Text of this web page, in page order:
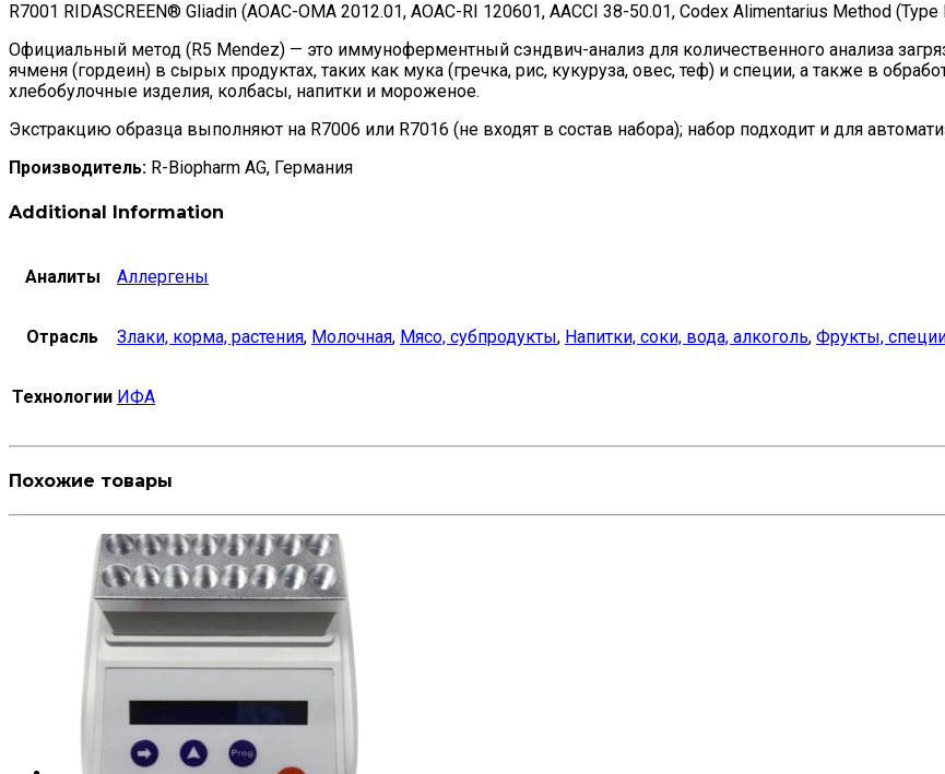
R7001 RIDASCREEN® Gliadin (AOAC-OMA 2012.01, AOAC-RI 120601, AACCI 38-50.01, Codex Alimentarius Method (Type
Официальный метод (R5 Mendez) — это иммуноферментный сэндвич-анализ для количественного анализа
ячменя (гордеин) в сырых продуктах, таких как мука (гречка, рис, кукуруза, овес, теф) и специи, а также в
хлебобулочные изделия, колбасы, напитки и мороженое.
Экстракцию образца выполняют на R7006 или R7016 (не входят в состав набора); набор подходит и для
Производитель: R-Biopharm AG, Германия
Additional Information
Аналиты Аллергены
Отрасль Злаки, корма, растения, Молочная, Мясо, субпродукты, Напитки, соки, вода, алкоголь, Фрукты,
Технологии ИФА
Похожие товары